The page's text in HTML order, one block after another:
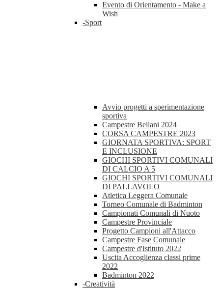
Evento di Orientamento - Make a
Wish
-Sport
Avvio progetti a sperimentazione
sportiva
Campestre Bellani 2024
CORSA CAMPESTRE 2023
GIORNATA SPORTIVA: SPORT
E INCLUSIONE
GIOCHI SPORTIVI COMUNALI
DI CALCIO A 5
GIOCHI SPORTIVI COMUNALI
DI PALLAVOLO
Atletica Leggera Comunale
Torneo Comunale di Badminton
Campionati Comunali di Nuoto
Campestre Provinciale
Progetto Campioni all'Attacco
Campestre Fase Comunale
Campestre d'Istituto 2022
Uscita Accoglienza classi prime
2022
Badminton 2022
-Creatività